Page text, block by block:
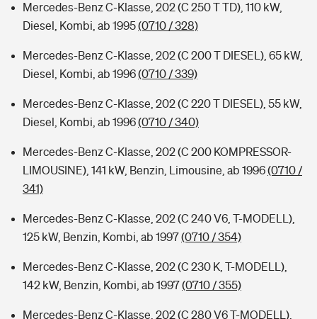
Mercedes-Benz C-Klasse, 202 (C 250 T TD), 110 kW,
Diesel, Kombi, ab 1995(0710 / 328)
Mercedes-Benz C-Klasse, 202 (C 200 T DIESEL), 65 kW,
Diesel, Kombi, ab 1996(0710 / 339)
Mercedes-Benz C-Klasse, 202 (C 220 T DIESEL), 55 kW,
Diesel, Kombi, ab 1996(0710 / 340)
Mercedes-Benz C-Klasse, 202 (C 200 KOMPRESSOR-
LIMOUSINE), 141 kW, Benzin, Limousine, ab 1996(0710 /
341)
Mercedes-Benz C-Klasse, 202 (C 240 V6, T-MODELL),
125 kW, Benzin, Kombi, ab 1997(0710 / 354)
Mercedes-Benz C-Klasse, 202 (C 230 K, T-MODELL),
142 kW, Benzin, Kombi, ab 1997(0710 / 355)
Mercedes-Benz C-Klasse, 202 (C 280 V6 T-MODELL),